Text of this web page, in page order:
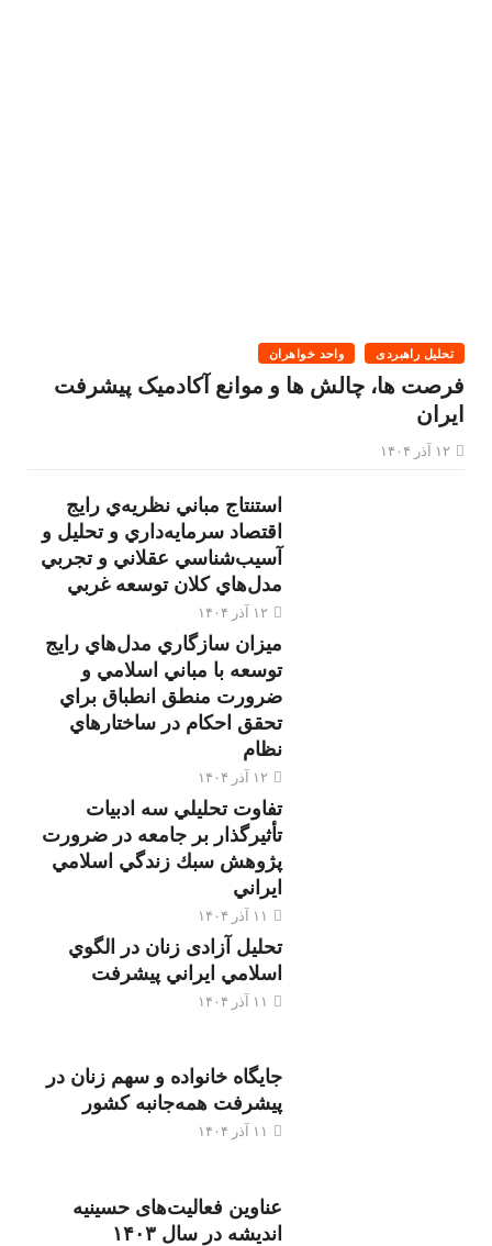
تحلیل راهبردی واحد خواهران
فرصت ها، چالش ها و موانع آکادمیک پیشرفت
ایران
استنتاج مباني نظريه‌ي رايج
اقتصاد سرمايه‌داري و تحليل و
آسيب‌شناسي عقلاني و تجربي
مدل‌هاي كلان توسعه غربي
۱۲ آذر ۱۴۰۴
ميزان سازگاري مدل‌هاي رايج
توسعه با مباني اسلامي و
ضرورت منطق انطباق براي
تحقق احكام در ساختارهاي
نظام
۱۲ آذر ۱۴۰۴
تفاوت تحليلي سه ادبيات
تأثيرگذار بر جامعه در ضرورت
پژوهش سبك زندگي اسلامي
ايراني
تحليل آزادی زنان در الگوي
اسلامي ايراني پيشرفت
جایگاه خانواده و سهم زنان در
پیشرفت همه‌جانبه کشور
عناوین فعالیت‌های حسینیه
اندیشه در سال ۱۴۰۳